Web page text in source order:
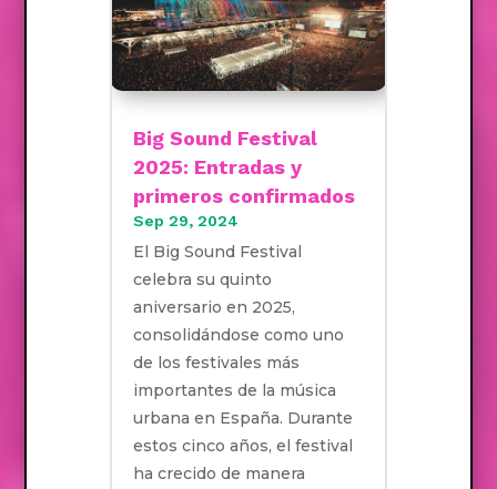
Big Sound Festival
2025: Entradas y
primeros confirmados
Sep 29, 2024
El Big Sound Festival
celebra su quinto
aniversario en 2025,
consolidándose como uno
de los festivales más
importantes de la música
urbana en España. Durante
estos cinco años, el festival
ha crecido de manera